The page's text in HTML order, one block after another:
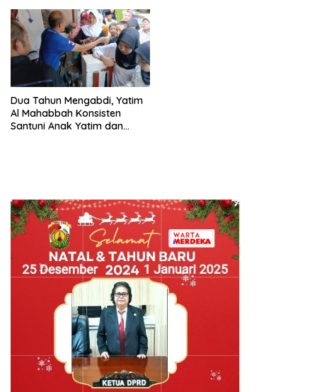
Dua Tahun Mengabdi, Yatim
Al Mahabbah Konsisten
Santuni Anak Yatim dan